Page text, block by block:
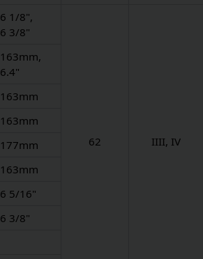
6 1/8",
6 3/8"
62 IIII, IV
163mm,
6.4"
163mm
163mm
177mm
163mm
6 5/16"
6 3/8"